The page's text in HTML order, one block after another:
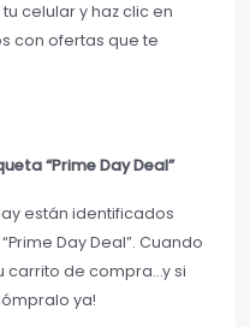
celular y haz clic en
con ofertas que te
“Prime Day Deal”
están identificados
Day Deal”. Cuando
carrito de compra…y si
ya!